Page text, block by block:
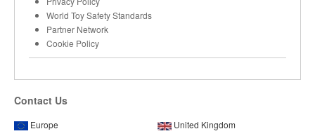
World Toy Safety Standards
Partner Network
Cookie Policy
Contact Us
Europe United Kingdom